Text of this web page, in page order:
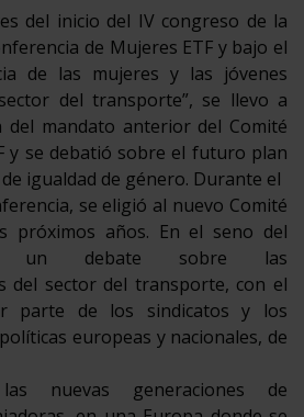
del inicio del IV congreso de la
de Mujeres ETF y bajo el
de las mujeres y las jóvenes
del transporte”, se llevo a
del mandato anterior del Comité
y se debatió sobre el futuro plan
igualdad de género. Durante el
se eligió al nuevo Comité
próximos años. En el seno del
un debate sobre las
del sector del transporte, con el
parte de los sindicatos y los
europeas y nacionales, de
nuevas generaciones de